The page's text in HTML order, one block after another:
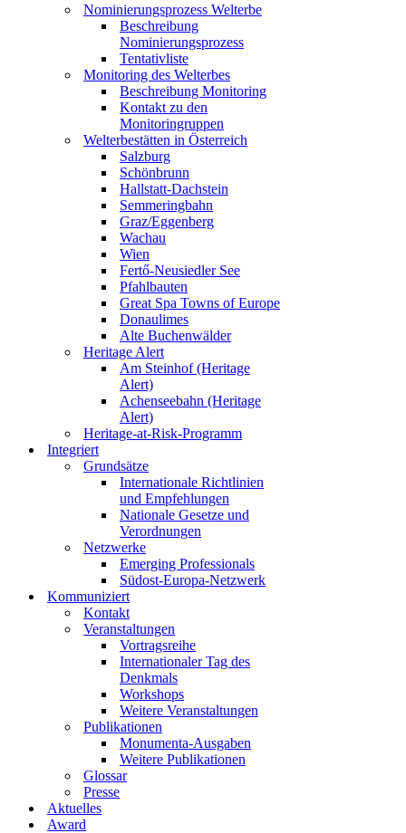
Nominierungsprozess Welterbe
Beschreibung
Nominierungsprozess
Tentativliste
Monitoring des Welterbes
Beschreibung Monitoring
Kontakt zu den
Monitoringruppen
Welterbestätten in Österreich
Salzburg
Schönbrunn
Hallstatt-Dachstein
Semmeringbahn
Graz/Eggenberg
Wachau
Wien
Fertő-Neusiedler See
Pfahlbauten
Great Spa Towns of Europe
Donaulimes
Alte Buchenwälder
Heritage Alert
Am Steinhof (Heritage
Alert)
Achenseebahn (Heritage
Alert)
Heritage-at-Risk-Programm
Integriert
Grundsätze
Internationale Richtlinien
und Empfehlungen
Nationale Gesetze und
Verordnungen
Netzwerke
Emerging Professionals
Südost-Europa-Netzwerk
Kommuniziert
Kontakt
Veranstaltungen
Vortragsreihe
Internationaler Tag des
Denkmals
Workshops
Weitere Veranstaltungen
Publikationen
Monumenta-Ausgaben
Weitere Publikationen
Glossar
Presse
Aktuelles
Award